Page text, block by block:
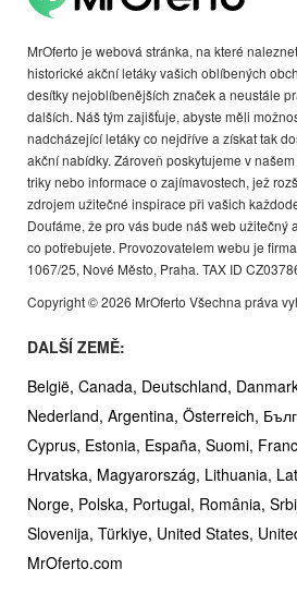
MrOferto je webová stránka, na které
historické akční letáky vašich oblíbených
desítky nejoblíbenějších značek a neustále
dalších. Náš tým zajišťuje, abyste měli
nadcházející letáky co nejdříve a získat tak
akční nabídky. Zároveň poskytujeme v
triky nebo informace o zajímavostech, jež
zdrojem užitečné inspirace při vašich
Doufáme, že pro vás bude náš web užitečný
co potřebujete. Provozovatelem webu je
1067/25, Nové Město, Praha. TAX ID
Copyright © 2026 MrOferto Všechna práva
DALŠÍ ZEMĚ:
België, Canada, Deutschland,
Nederland, Argentina, Österreich,
Cyprus, Estonia, España, Suomi,
Hrvatska, Magyarország, Lithuania,
Norge, Polska, Portugal, România,
Slovenija, Türkiye, United States,
MrOferto.com